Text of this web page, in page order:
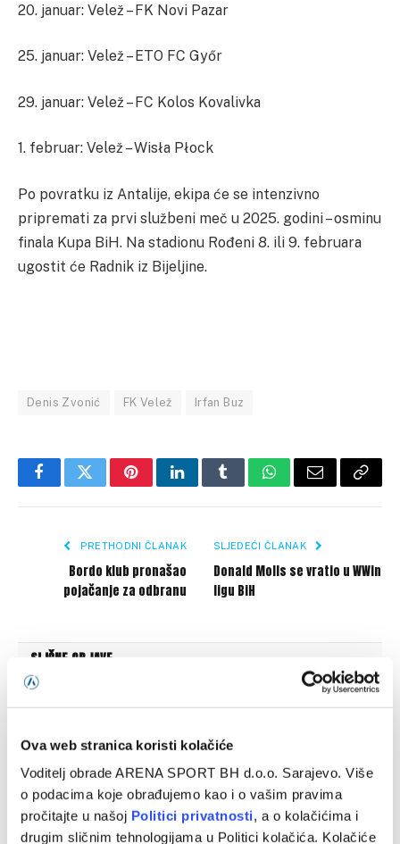
Ova web stranica koristi kolačiće
Voditelj obrade ARENA SPORT BH d.o.o. Sarajevo. Više
o podacima koje obrađujemo kao i o vašim pravima
pročitajte u našoj Politici privatnosti, a o kolačićima i
drugim sličnim tehnologijama u Politici kolačića. Kolačiće
20. januar: Velež – FK Novi Pazar
25. januar: Velež – ETO FC Győr
29. januar: Velež – FC Kolos Kovalivka
1. februar: Velež – Wisła Płock
Po povratku iz Antalije, ekipa će se intenzivno
pripremati za prvi službeni meč u 2025. godini – osminu
finala Kupa BiH. Na stadionu Rođeni 8. ili 9. februara
ugostit će Radnik iz Bijeljine.
Denis Zvonić FK Velež Irfan Buz
FacebookTwitterPinterestLinkedInTumblrWhatsApp
Email Copy
PRETHODNI ČLANAK
Bordo klub pronašao
pojačanje za odbranu
SLJEDEĆI ČLANAK
Donald Molls se vratio u WWin
ligu BiH
SLIČNE OBJAVE